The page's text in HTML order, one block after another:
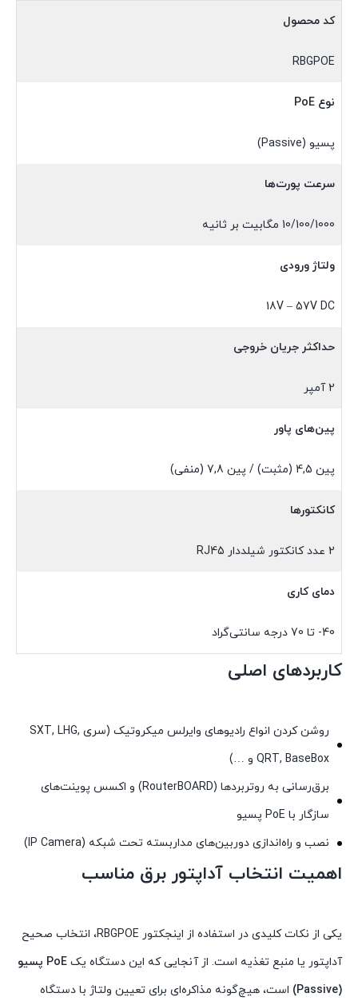
کد محصول
RBGPOE
نوع PoE
پسیو (Passive)
سرعت پورت‌ها
10/100/1000 مگابیت بر ثانیه
ولتاژ ورودی
18V – 57V DC
حداکثر جریان خروجی
2 آمپر
پین‌های پاور
پین 4,5 (مثبت) / پین 7,8 (منفی)
کانکتورها
2 عدد کانکتور شیلددار RJ45
دمای کاری
40- تا 70 درجه سانتی‌گراد
کاربردهای اصلی
روشن کردن انواع رادیوهای وایرلس میکروتیک (سری SXT, LHG,
QRT, BaseBox و …)
برق‌رسانی به روتربردها (RouterBOARD) و اکسس پوینت‌های
سازگار با PoE پسیو
نصب و راه‌اندازی دوربین‌های مداربسته تحت شبکه (IP Camera)
اهمیت انتخاب آداپتور برق مناسب
یکی از نکات کلیدی در استفاده از اینجکتور RBGPOE، انتخاب صحیح
آداپتور یا منبع تغذیه است. از آنجایی که این دستگاه یک
PoE پسیو
(Passive)
است، هیچ‌گونه مذاکره‌ای برای تعیین ولتاژ با دستگاه